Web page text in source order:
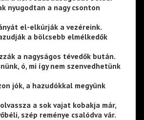
nyugodtan a nagy csonton
el-elkúrják a vezéreink.
a bölcsebb elmélkedők
a nagyságos tévedők bután.
ó, mi így nem szenvedhetünk
jók, a hazudókkal megyünk
a sok vajat kobakja már,
szép reménye csalódva vár.